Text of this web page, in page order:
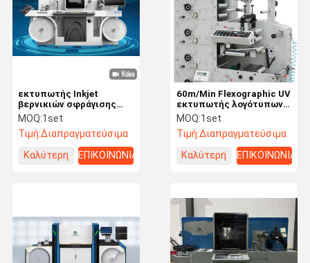
εκτυπωτής Inkjet
βερνικιών σφράγισης
φύλλων αλουμινίου
αυτοκόλλητων
ετικεττών ετικετών
330mm ψηφιακός
MOQ:1set
Τιμή:Διαπραγματεύσιμα
Καλύτερη
ΕΠΙΚΟΙΝΩΝΙΑ
60m/Min Flexographic UV
εκτυπωτής λογότυπων
συγκολλητικών
ετικετών
MOQ:1set
Τιμή:Διαπραγματεύσιμα
Καλύτερη
ΕΠΙΚΟΙΝΩΝΙΑ